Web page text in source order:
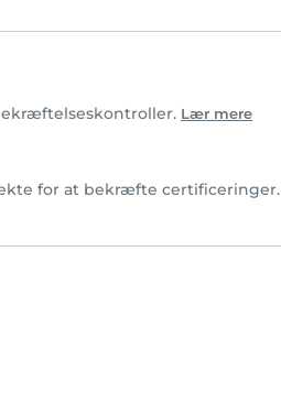
Lær mere
for at bekræfte certificeringer.